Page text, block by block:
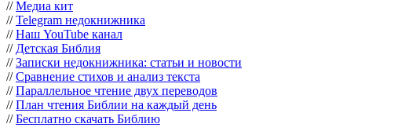
// Медиа кит
// Telegram недокнижника
// Наш YouTube канал
// Детская Библия
// Записки недокнижника: статьи и новости
// Сравнение стихов и анализ текста
// Параллельное чтение двух переводов
// План чтения Библии на каждый день
// Бесплатно скачать Библию